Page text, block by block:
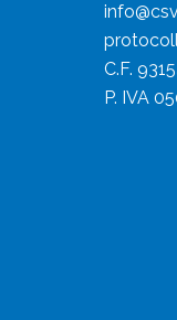
C.F.
P. IVA